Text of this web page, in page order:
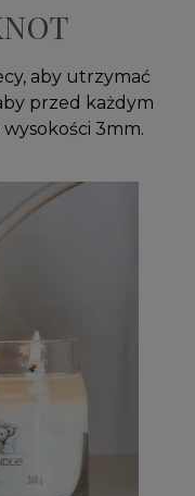
aby utrzymać
przed każdym
3mm.